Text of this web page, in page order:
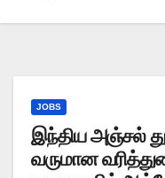
JOBS
இந்திய அஞ்சல்
வருமான